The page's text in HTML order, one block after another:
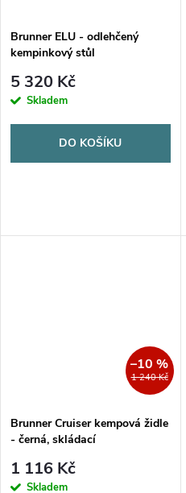
Brunner ELU - odlehčený
kempinkový stůl
5 320 Kč
Skladem
DO KOŠÍKU
1 240 Kč
–10 %
Brunner Cruiser kempová židle
- černá, skládací
1 116 Kč
Skladem